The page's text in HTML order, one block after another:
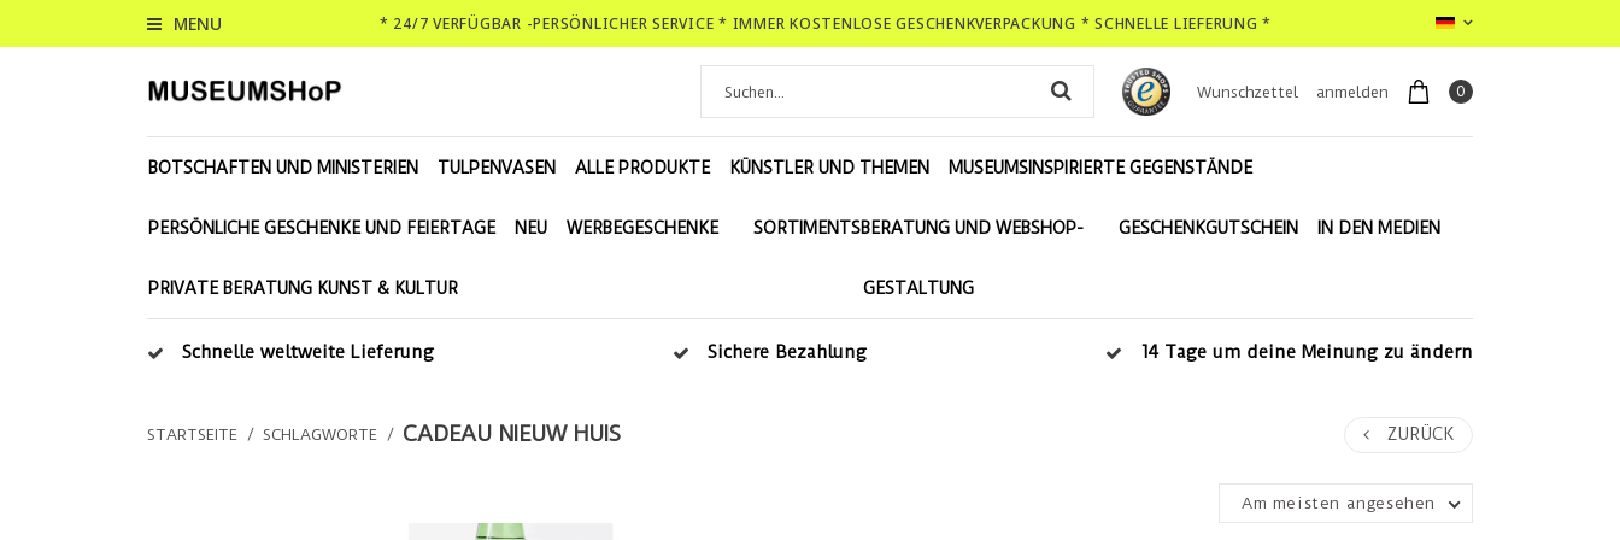
MENU * 24/7 VERFÜGBAR -PERSÖNLICHER SERVICE * IMMER KOSTENLOSE GESCHENKVERPACKUNG * SCHNELLE LIEFERUNG *
Wunschzettel anmelden 0
BOTSCHAFTEN UND MINISTERIEN TULPENVASEN ALLE PRODUKTE KÜNSTLER UND THEMEN MUSEUMSINSPIRIERTE GEGENSTÄNDE
PERSÖNLICHE GESCHENKE UND FEIERTAGE NEU WERBEGESCHENKE SORTIMENTSBERATUNG UND WEBSHOP-
GESTALTUNG
GESCHENKGUTSCHEIN IN DEN MEDIEN
PRIVATE BERATUNG KUNST & KULTUR
Schnelle weltweite Lieferung Sichere Bezahlung 14 Tage um deine Meinung zu ändern
STARTSEITE / SCHLAGWORTE / CADEAU NIEUW HUIS ZURÜCK
Am meisten angesehen